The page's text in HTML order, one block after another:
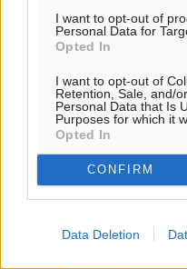
I want to opt-out of
Personal Data for
Opted In
I want to opt-out of
Retention, Sale, and/
Personal Data that Is
Purposes for which it
Opted In
CONFIRM
Data Deletion
°
πρόγνωση:
°